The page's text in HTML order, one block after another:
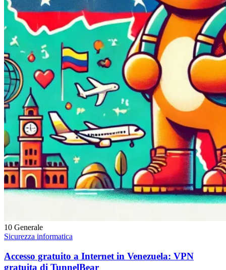
10 Generale
Sicurezza informatica
Accesso gratuito a Internet in Venezuela: VPN
gratuita di TunnelBear